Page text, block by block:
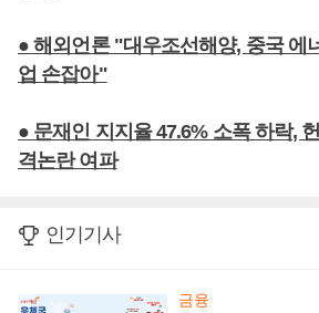
● 해외언론 "대우조선해양, 중국 에
업 손잡아"
● 문재인 지지율 47.6% 소폭 하락,
격논란 여파
인기기사
금융